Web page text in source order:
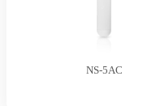
NS-5AC